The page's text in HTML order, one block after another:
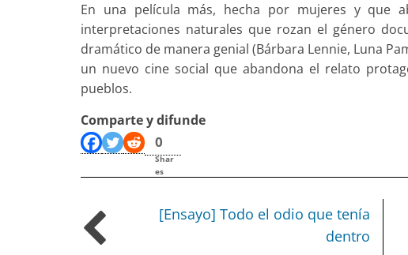
En una película más, hecha por mujeres y que
interpretaciones naturales que rozan el género
dramático de manera genial (Bárbara Lennie, Luna
un nuevo cine social que abandona el relato
pueblos.
Comparte y difunde
0
Shar
es
[Ensayo] Todo el odio que tenía
dentro